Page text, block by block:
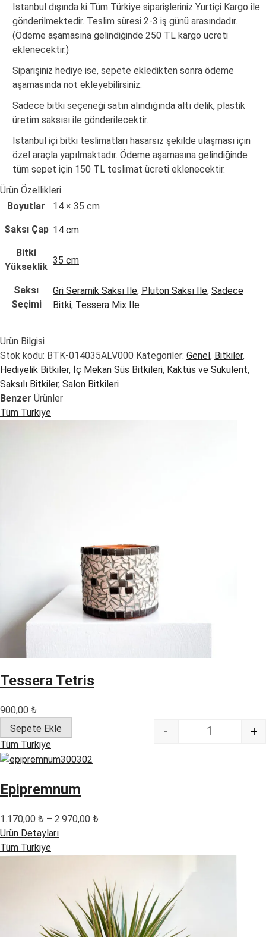
İstanbul dışında ki Tüm Türkiye siparişleriniz Yurtiçi Kargo ile
gönderilmektedir. Teslim süresi 2-3 iş günü arasındadır.
(Ödeme aşamasına gelindiğinde 250 TL kargo ücreti
eklenecektir.)
Siparişiniz hediye ise, sepete ekledikten sonra ödeme
aşamasında not ekleyebilirsiniz.
Sadece bitki seçeneği satın alındığında altı delik, plastik
üretim saksısı ile gönderilecektir.
İstanbul içi bitki teslimatları hasarsız şekilde ulaşması için
özel araçla yapılmaktadır. Ödeme aşamasına gelindiğinde
tüm sepet için 150 TL teslimat ücreti eklenecektir.
Ürün Özellikleri
Boyutlar
14 × 35 cm
Saksı Çap 14 cm
Bitki
Yükseklik
35 cm
Saksı
Seçimi
Gri Seramik Saksı İle, Pluton Saksı İle, Sadece
Bitki, Tessera Mix İle
Ürün Bilgisi
Stok kodu: BTK-014035ALV000 Kategoriler: Genel , Bitkiler,
Hediyelik Bitkiler, İç Mekan Süs Bitkileri, Kaktüs ve Sukulent,
Saksılı Bitkiler, Salon Bitkileri
Benzer Ürünler
Tüm Türkiye
Tessera Tetris
900,00 ₺
Quantity
- +
Sepete Ekle
Tüm Türkiye
Epipremnum
1.170,00 ₺ – 2.970,00 ₺
2.970,00 ₺
Ürün Detayları
Tüm Türkiye